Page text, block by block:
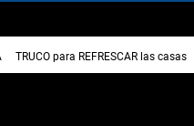
TRUCO para REFRESCAR las casas